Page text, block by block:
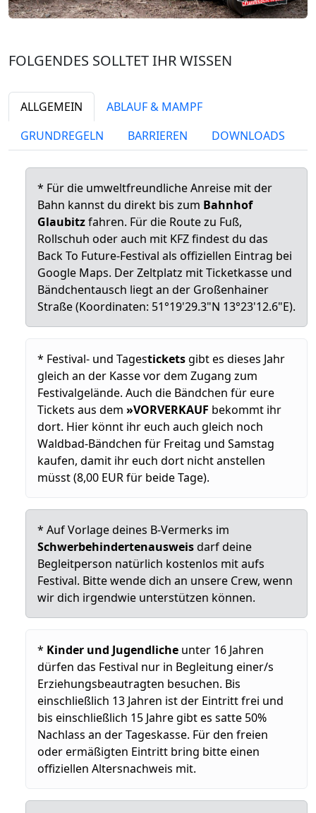
FOLGENDES SOLLTET IHR WISSEN
ALLGEMEIN
ABLAUF & MAMPF
GRUNDREGELN
BARRIEREN DOWNLOADS
* Für die umweltfreundliche Anreise mit der
Bahn kannst du direkt bis zum Bahnhof
Glaubitzfahren. Für die Route zu Fuß,
Rollschuh oder auch mit KFZ findest du das
Back To Future-Festival als offiziellen Eintrag bei
Google Maps. Der Zeltplatz mit Ticketkasse und
Bändchentausch liegt an der Großenhainer
Straße (Koordinaten: 51°19'29.3"N 13°23'12.6"E).
* Festival- und Tagesticketsgibt es dieses Jahr
gleich an der Kasse vor dem Zugang zum
Festivalgelände. Auch die Bändchen für eure
Tickets aus dem »VORVERKAUF bekommt ihr
dort. Hier könnt ihr euch auch gleich noch
Waldbad-Bändchen für Freitag und Samstag
kaufen, damit ihr euch dort nicht anstellen
müsst (8,00 EUR für beide Tage).
* Auf Vorlage deines B-Vermerks im
Schwerbehindertenausweisdarf deine
Begleitperson natürlich kostenlos mit aufs
Festival. Bitte wende dich an unsere Crew, wenn
wir dich irgendwie unterstützen können.
* Kinder und Jugendliche unter 16 Jahren
dürfen das Festival nur in Begleitung einer/s
Erziehungsbeautragten besuchen. Bis
einschließlich 13 Jahren ist der Eintritt frei und
bis einschließlich 15 Jahre gibt es satte 50%
Nachlass an der Tageskasse. Für den freien
oder ermäßigten Eintritt bring bitte einen
offiziellen Altersnachweis mit.